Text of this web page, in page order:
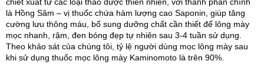
là Hồng Sâm – vị thuốc chứa hàm lượng cao Saponin, giúp tăng
cường lưu thông máu, bổ sung dưỡng chất cần thiết để lông mày
mọc nhanh, rậm, đen bóng đẹp tự nhiên sau 3-4 tuần sử dụng.
Theo khảo sát của chúng tôi, tỷ lệ người dùng mọc lông mày sau
khi sử dụng thuốc mọc lông mày Kaminomoto là trên 90%.